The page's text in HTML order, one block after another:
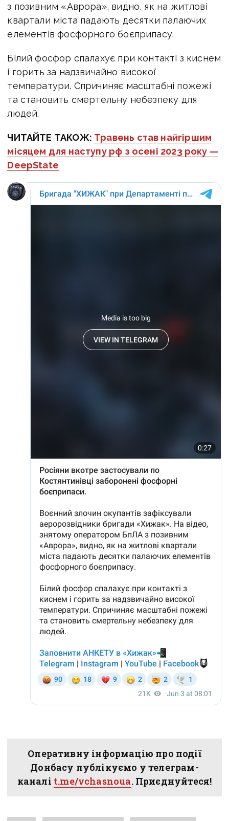
з позивним «Аврора», видно, як на житлові
квартали міста падають десятки палаючих
елементів фосфорного боєприпасу.
Білий фосфор спалахує при контакті з киснем
і горить за надзвичайно високої
температури. Спричиняє масштабні пожежі
та становить смертельну небезпеку для
людей.
ЧИТАЙТЕ ТАКОЖ: Травень став найгіршим
місяцем для наступу рф з осені 2023 року —
DeepState
Оперативну інформацію про події
Донбасу публікуємо у телеграм-
каналі t.me/vchasnoua. Приєднуйтеся!